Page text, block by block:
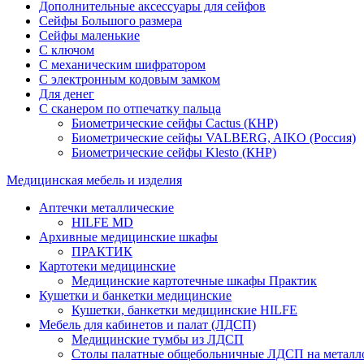
Дополнительные аксессуары для сейфов
Сейфы Большого размера
Сейфы маленькие
С ключом
С механическим шифратором
С электронным кодовым замком
Для денег
С сканером по отпечатку пальца
Биометрические сейфы Cactus (КНР)
Биометрические сейфы VALBERG, AIKO (Россия)
Биометрические сейфы Klesto (КНР)
Медицинская мебель и изделия
Аптечки металлические
HILFE MD
Архивные медицинские шкафы
ПРАКТИК
Картотеки медицинские
Медицинские картотечные шкафы Практик
Кушетки и банкетки медицинские
Кушетки, банкетки медицинские HILFE
Мебель для кабинетов и палат (ЛДСП)
Медицинские тумбы из ЛДСП
Столы палатные общебольничные ЛДСП на